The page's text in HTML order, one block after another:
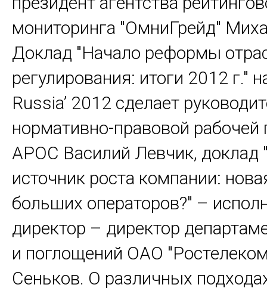
мониторинга "ОмниГрейд"
Доклад "Начало реформы
регулирования: итоги 2012 г."
Russia’ 2012 сделает
нормативно-правовой рабочей
АРОС Василий Левчик, доклад
источник роста компании:
больших операторов?" –
директор – директор
и поглощений ОАО
Сеньков. О различных